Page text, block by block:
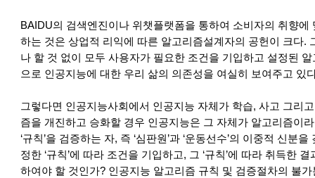
BAIDU의 검색엔진이나 위챗플랫폼을 통하여 소비자의 취향
하는 것은 상업적 리익에 따른 알고리즘설계자의 공헌이 크다.
나 할 것 없이 모두 사용자가 필요한 조건을 기입하고 설정된
으로 인공지능에 대한 우리 삶의 의존성을 여실히 보여주고 있
그렇다면 인공지능사회에서 인공지능 자체가 학습, 사고 그리
즘을 개진하고 승화할 경우 인공지능은 그 자체가 알고리즘이
‘규칙’을 검증하는 자, 즉 ‘심판원’과 ‘운동선수’의 이중적 신분
정한 ‘규칙’에 따라 조건을 기입하고, 그 ‘규칙’에 따라 취득한
하여야 할 것인가? 인공지능 알고리즘 규칙 및 검증절차의 불